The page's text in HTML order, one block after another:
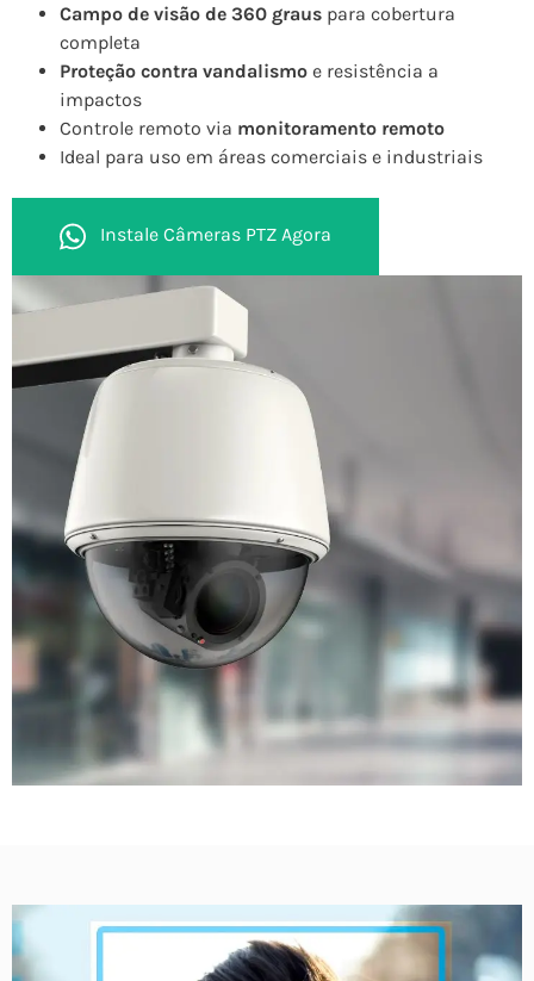
Campo de visão de 360 graus para cobertura
completa
Proteção contra vandalismo e resistência a
impactos
Controle remoto via monitoramento remoto
Ideal para uso em áreas comerciais e industriais
Instale Câmeras PTZ Agora